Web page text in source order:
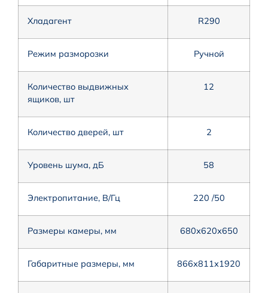
Хладагент R290
Режим разморозки Ручной
Количество выдвижных
ящиков, шт
12
Количество дверей, шт 2
Уровень шума, дБ 58
Электропитание, В/Гц 220 /50
Размеры камеры, мм 680х620х650
Габаритные размеры, мм 866х811х1920